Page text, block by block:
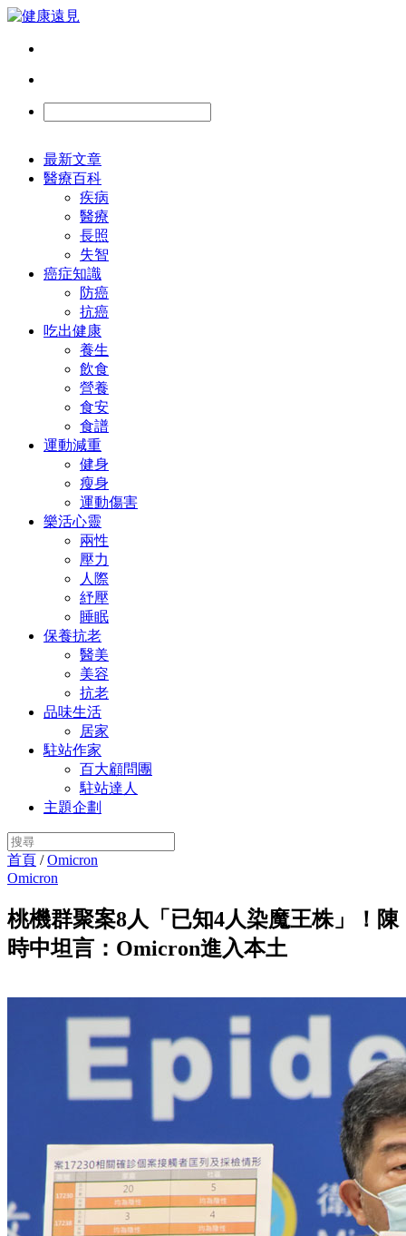
最新文章
醫療百科
疾病
醫療
長照
失智
癌症知識
防癌
抗癌
吃出健康
養生
飲食
營養
食安
食譜
運動減重
健身
瘦身
運動傷害
樂活心靈
兩性
壓力
人際
紓壓
睡眠
保養抗老
醫美
美容
抗老
品味生活
居家
駐站作家
百大顧問團
駐站達人
主題企劃
首頁 /Omicron
Omicron
桃機群聚案8人「已知4人染魔王株」！陳
時中坦言：Omicron進入本土